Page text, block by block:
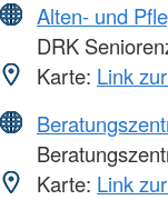
Alten- und
DRK
Karte: Link
Karte: Link